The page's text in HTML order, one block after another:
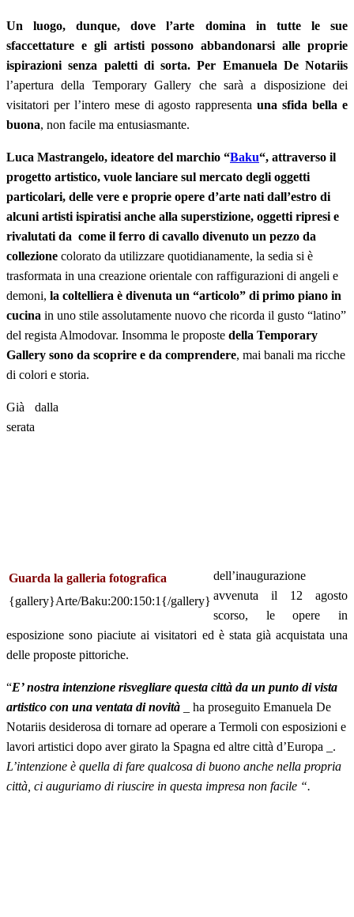
Un luogo, dunque, dove l’arte domina in tutte le sue
sfaccettature e gli artisti possono abbandonarsi alle proprie
ispirazioni senza paletti di sorta. Per Emanuela De Notariis
l’apertura della Temporary Gallery che sarà a disposizione dei
visitatori per l’intero mese di agosto rappresentauna sfida bella e
buona, non facile ma entusiasmante.
Luca Mastrangelo, ideatore del marchio “Baku“, attraverso il
progetto artistico, vuole lanciare sul mercato degli oggetti
particolari, delle vere e proprie opere d’arte nati dall’estro di
alcuni artisti ispiratisi anche alla superstizione, oggetti ripresi e
rivalutati da come il ferro di cavallo divenuto un pezzo da
collezione colorato da utilizzare quotidianamente, la sedia si è
trasformata in una creazione orientale con raffigurazioni di angeli e
demoni, la coltelliera è divenuta un “articolo” di primo piano in
cucina in uno stile assolutamente nuovo che ricorda il gusto “latino”
del regista Almodovar. Insomma le proposte della Temporary
Gallery sono da scoprire e da comprendere, mai banali ma ricche
di colori e storia.
Guarda la galleria fotografica
{gallery}Arte/Baku:200:150:1{/gallery}
Già dalla
serata
dell’inaugurazione
avvenuta il 12 agosto
scorso, le opere in
esposizione sono piaciute ai visitatori ed è stata già acquistata una
delle proposte pittoriche.
“E’ nostra intenzione risvegliare questa città da un punto di vista
artistico con una ventata di novità _ ha proseguito Emanuela De
Notariis desiderosa di tornare ad operare a Termoli con esposizioni e
lavori artistici dopo aver girato la Spagna ed altre città d’Europa _.
L’intenzione è quella di fare qualcosa di buono anche nella propria
città, ci auguriamo di riuscire in questa impresa non facile “.